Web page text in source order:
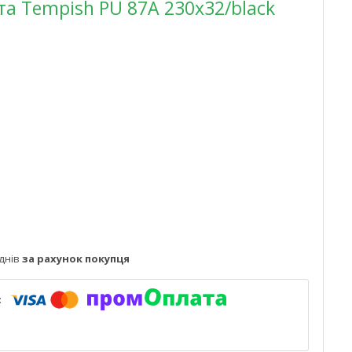
Tempish PU 87A 230x32/black
за рахунок покупця